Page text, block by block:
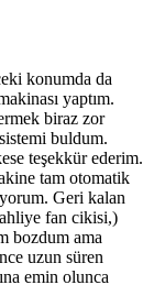
konumda da
yaptım.
biraz zor
buldum.
teşekkür ederim.
tam otomatik
Geri kalan
tahliye fan cikisi,)
bozdum ama
uzun süren
emin olunca